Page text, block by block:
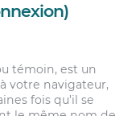
témoin, est un
votre navigateur,
fois qu’il se